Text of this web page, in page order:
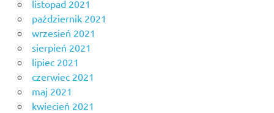
listopad 2021
październik 2021
wrzesień 2021
sierpień 2021
lipiec 2021
czerwiec 2021
maj 2021
kwiecień 2021